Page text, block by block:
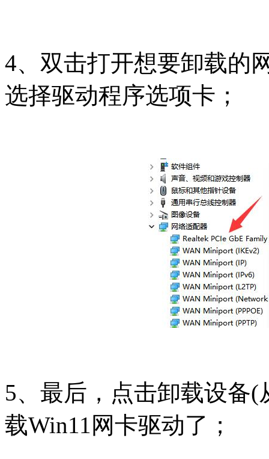
4、双击打开想要卸载的
选择驱动程序选项卡；
5、最后，点击卸载设备
载Win11网卡驱动了；